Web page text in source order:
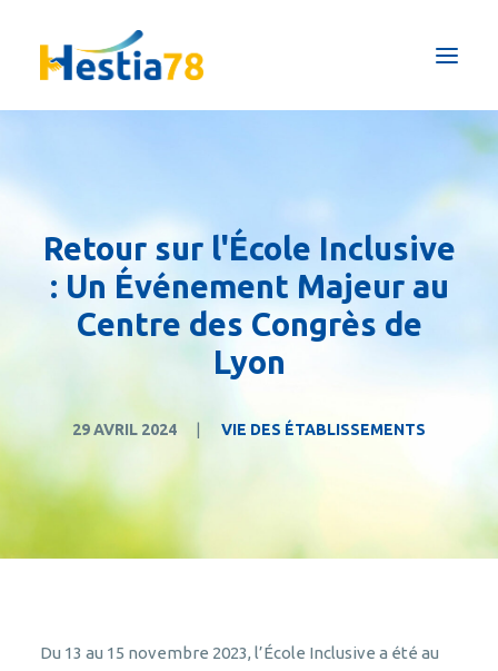
Maison de répit
Nous soutenir
Retour sur l'École Inclusive
: Un Événement Majeur au
Centre des Congrès de
Lyon
29 AVRIL 2024 VIE DES ÉTABLISSEMENTS
Du 13 au 15 novembre 2023, l’École Inclusive a été au